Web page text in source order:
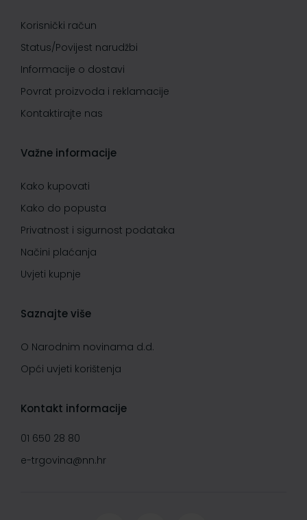
Korisnički račun
Status/Povijest narudžbi
Informacije o dostavi
Povrat proizvoda i reklamacije
Kontaktirajte nas
Važne informacije
Kako kupovati
Kako do popusta
Privatnost i sigurnost podataka
Načini plaćanja
Uvjeti kupnje
Saznajte više
O Narodnim novinama d.d.
Opći uvjeti korištenja
Kontakt informacije
01 650 28 80
e-trgovina@nn.hr